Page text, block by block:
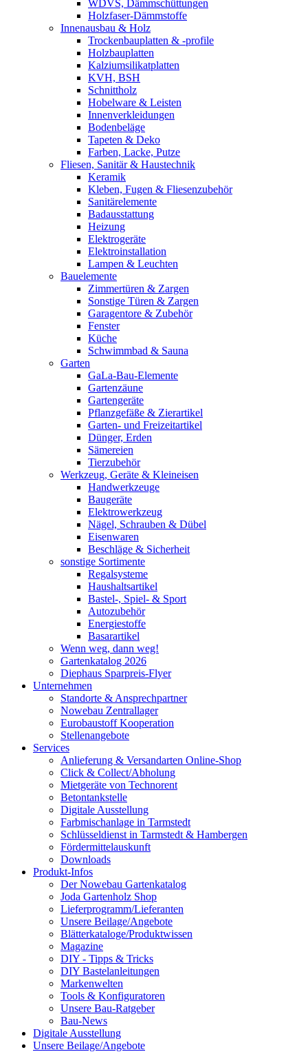
WDVS, Dämmschüttungen
Holzfaser-Dämmstoffe
Innenausbau & Holz
Trockenbauplatten & -profile
Holzbauplatten
Kalziumsilikatplatten
KVH, BSH
Schnittholz
Hobelware & Leisten
Innenverkleidungen
Bodenbeläge
Tapeten & Deko
Farben, Lacke, Putze
Fliesen, Sanitär & Haustechnik
Keramik
Kleben, Fugen & Fliesenzubehör
Sanitärelemente
Badausstattung
Heizung
Elektrogeräte
Elektroinstallation
Lampen & Leuchten
Bauelemente
Zimmertüren & Zargen
Sonstige Türen & Zargen
Garagentore & Zubehör
Fenster
Küche
Schwimmbad & Sauna
Garten
GaLa-Bau-Elemente
Gartenzäune
Gartengeräte
Pflanzgefäße & Zierartikel
Garten- und Freizeitartikel
Dünger, Erden
Sämereien
Tierzubehör
Werkzeug, Geräte & Kleineisen
Handwerkzeuge
Baugeräte
Elektrowerkzeug
Nägel, Schrauben & Dübel
Eisenwaren
Beschläge & Sicherheit
sonstige Sortimente
Regalsysteme
Haushaltsartikel
Bastel-, Spiel- & Sport
Autozubehör
Energiestoffe
Basarartikel
Wenn weg, dann weg!
Gartenkatalog 2026
Diephaus Sparpreis-Flyer
Unternehmen
Standorte & Ansprechpartner
Nowebau Zentrallager
Eurobaustoff Kooperation
Stellenangebote
Services
Anlieferung & Versandarten Online-Shop
Click & Collect/Abholung
Mietgeräte von Technorent
Betontankstelle
Digitale Ausstellung
Farbmischanlage in Tarmstedt
Schlüsseldienst in Tarmstedt & Hambergen
Fördermittelauskunft
Downloads
Produkt-Infos
Der Nowebau Gartenkatalog
Joda Gartenholz Shop
Lieferprogramm/Lieferanten
Unsere Beilage/Angebote
Blätterkataloge/Produktwissen
Magazine
DIY - Tipps & Tricks
DIY Bastelanleitungen
Markenwelten
Tools & Konfiguratoren
Unsere Bau-Ratgeber
Bau-News
Digitale Ausstellung
Unsere Beilage/Angebote